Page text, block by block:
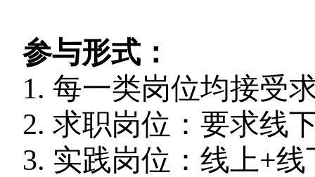
参与形式：
1. 每一类岗位均接受
2. 求职岗位：要求线
3. 实践岗位：线上+线